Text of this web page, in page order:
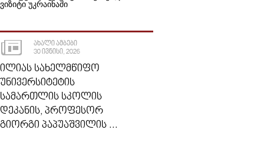
ᲐᲮᲐᲚᲘ ᲐᲛᲑᲔᲑᲘ
30 ᲘᲕᲜᲘᲡᲘ, 2026
ᲘᲚᲘᲐᲡ ᲡᲐᲮᲔᲚᲛᲬᲘᲤᲝ
ᲣᲜᲘᲕᲔᲠᲡᲘᲢᲔᲢᲘᲡ
ᲡᲐᲛᲐᲠᲗᲚᲘᲡ ᲡᲙᲝᲚᲘᲡ
ᲓᲔᲙᲐᲜᲘᲡ, ᲞᲠᲝᲤᲔᲡᲝᲠ
ᲒᲘᲝᲠᲒᲘ ᲞᲐᲞᲣᲐᲨᲕᲘᲚᲘᲡ ...